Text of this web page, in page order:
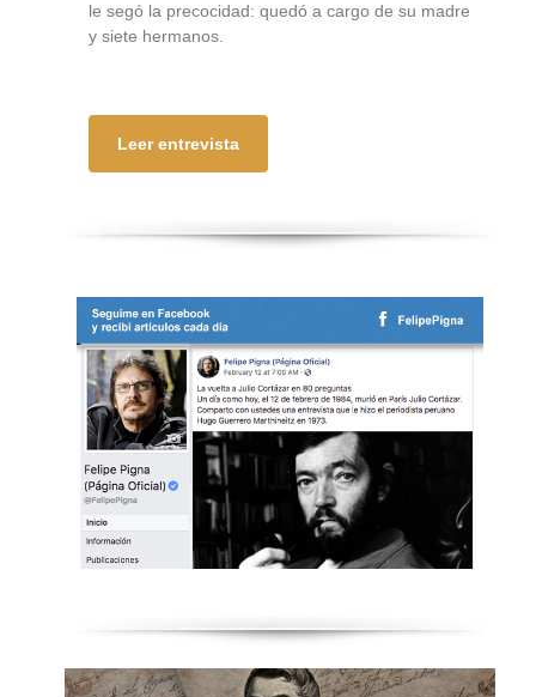
le segó la precocidad: quedó a cargo de su madre
y siete hermanos.
Leer entrevista